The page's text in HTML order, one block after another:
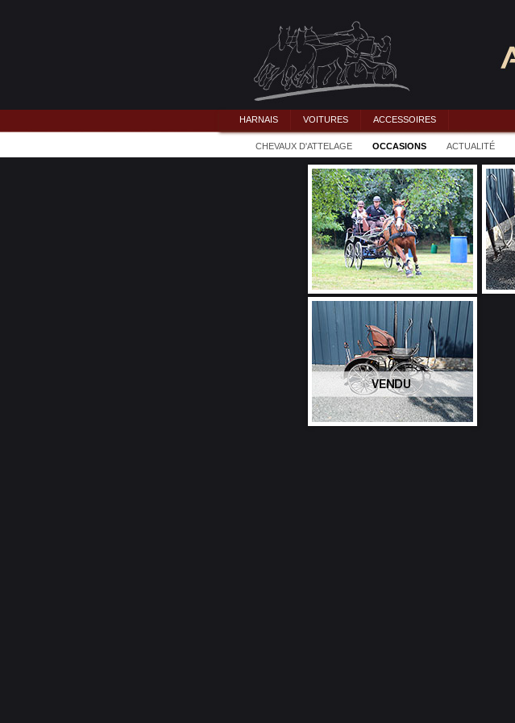
HARNAIS VOITURES ACCESSOIRES
CHEVAUX D'ATTELAGE OCCASIONS ACTUALITÉ